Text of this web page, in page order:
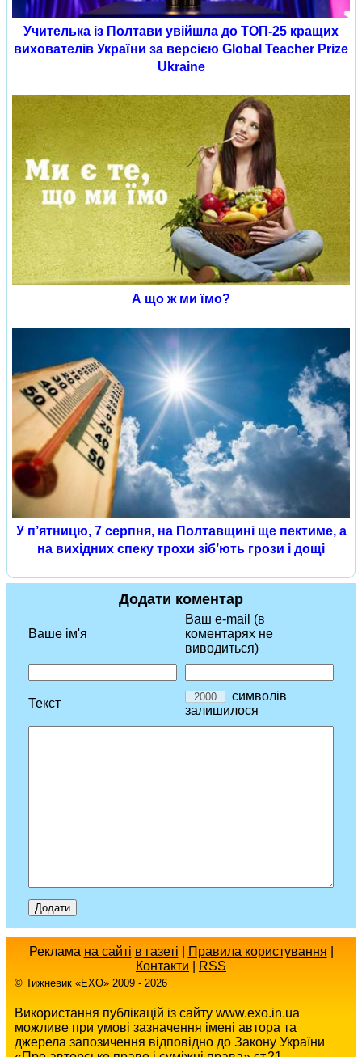
Учителька із Полтави увійшла до ТОП-25 кращих
вихователів України за версією Global Teacher Prize
Ukraine
А що ж ми їмо?
У п’ятницю, 7 серпня, на Полтавщині ще пектиме, а
на вихідних спеку трохи зіб’ють грози і дощі
Додати коментар
Ваше ім'я
Ваш e-mail (в
коментарях не
виводиться)
Текст
символів
залишилося
Реклама на сайті в газеті Правила користування
Контакти
RSS
© Тижневик «EХO» 2009 - 2026
Використання публікацій із сайту www.exo.in.ua
можливе при умові зазначення імені автора та
джерела запозичення відповідно до Закону України